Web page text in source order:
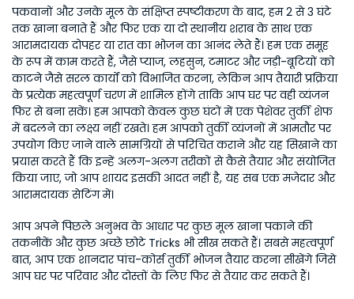
पकवानों और उनके मूल के संक्षिप्त स्पष्टीकरण के बाद, हम 2 से 3 घंटे
तक खाना बनाते हैं और फिर एक या दो स्थानीय शराब के साथ एक
आरामदायक दोपहर या रात का भोजन का आनंद लेते हैं। हम एक समूह
के रूप में काम करते हैं, जैसे प्याज, लहसुन, टमाटर और जड़ी-बूटियों को
काटने जैसे सरल कार्यों को विभाजित करना, लेकिन आप तैयारी प्रक्रिया
के प्रत्येक महत्वपूर्ण चरण में शामिल होंगे ताकि आप घर पर वही व्यंजन
फिर से बना सकें। हम आपको केवल कुछ घंटों में एक पेशेवर तुर्की शेफ
में बदलने का लक्ष्य नहीं रखते। हम आपको तुर्की व्यंजनों में आमतौर पर
उपयोग किए जाने वाले सामग्रियों से परिचित कराने और यह सिखाने का
प्रयास करते हैं कि इन्हें अलग-अलग तरीकों से कैसे तैयार और संयोजित
किया जाए, जो आप शायद इसकी आदत नहीं है, यह सब एक मजेदार और
आरामदायक सेटिंग में।
आप अपने पिछले अनुभव के आधार पर कुछ मूल खाना पकाने की
तकनीकें और कुछ अच्छे छोटे Tricks भी सीख सकते हैं। सबसे महत्वपूर्ण
बात, आप एक शानदार पांच-कोर्स तुर्की भोजन तैयार करना सीखेंगे जिसे
आप घर पर परिवार और दोस्तों के लिए फिर से तैयार कर सकते हैं।